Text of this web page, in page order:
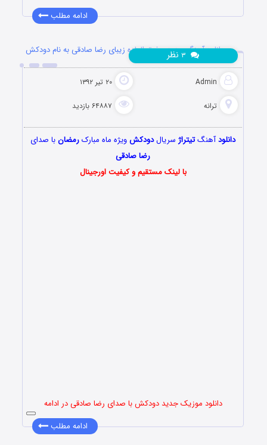
ادامه مطلب
دانلود آهنگ جدید و فوق العاده زیبای رضا صادقی به نام دودکش
Admin ۲۰ تیر ۱۳۹۲
ترانه ۶۴۸۸۷ بازدید
نظر
دانلودآهنگتیتراژ سریالدودکشویژه ماه مبارکرمضانبا صدای
رضا صادقی
با لینک مستقیم و کیفیت اورجینال
دانلود موزیک جدید دودکش با صدای رضا صادقی در ادامه
ادامه مطلب